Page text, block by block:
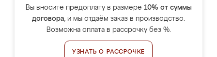
Вы вносите предоплату в размере 10% от суммы
договора, и мы отдаём заказ в производство.
Возможна оплата в рассрочку без %.
УЗНАТЬ О РАССРОЧКЕ